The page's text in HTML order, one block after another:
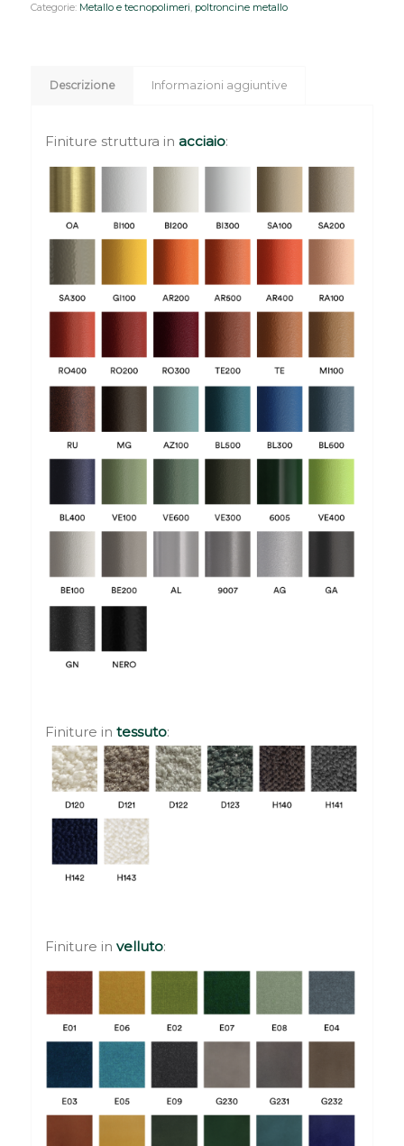
Categorie: Metallo e tecnopolimeri, poltroncine metallo
Descrizione Informazioni aggiuntive
Finiture struttura in acciaio:
Finiture in tessuto:
Finiture in velluto: